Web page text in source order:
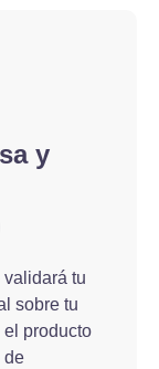
y
tu
sobre tu
producto
de